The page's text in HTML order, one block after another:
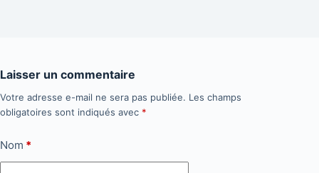
Laisser un commentaire
Votre adresse e-mail ne sera pas publiée. Les champs
obligatoires sont indiqués avec *
Nom *